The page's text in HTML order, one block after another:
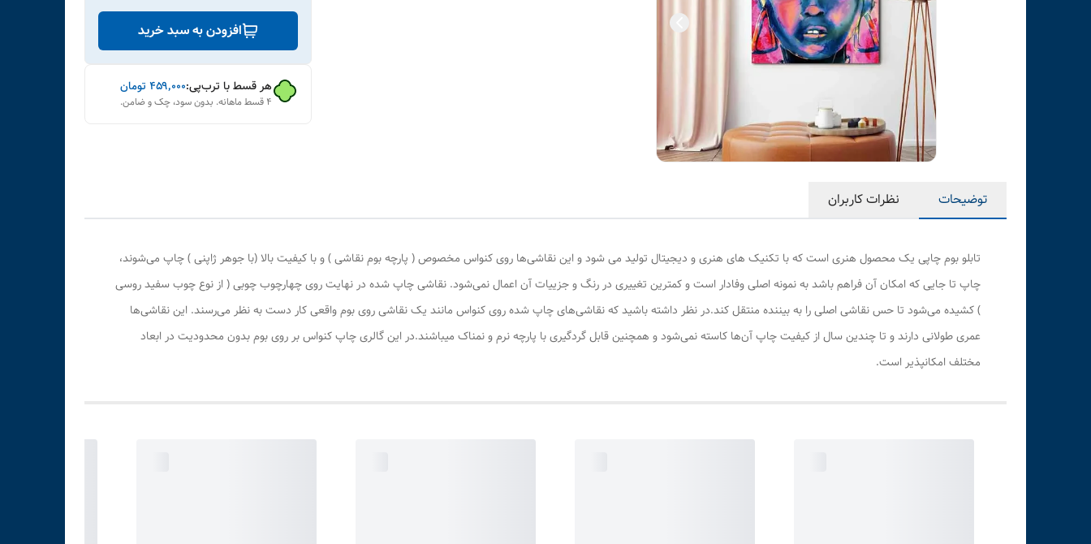
افزودن به سبد خرید
هر قسط با ترب‌پی:۴۵۹٬۰۰۰ تومان
۴ قسط ماهانه. بدون سود، چک و ضامن.
توضیحات نظرات کاربران
تابلو بوم چاپی یک محصول هنری است که با تکنیک های هنری و دیجیتال تولید می شود و این نقاشی‌ها روی کنواس مخصوص ( پارچه بوم نقاشی ) و با کیفیت بالا (با جوهر ژاپنی ) چاپ می‌شوند،
چاپ تا جایی که امکان آن فراهم باشد به نمونه اصلی وفادار است و کمترین تغییری در رنگ و جزییات آن اعمال نمی‌شود. نقاشی چاپ شده در نهایت روی چهارچوب چوبی ( از نوع چوب سفید روسی
) کشیده می‌شود تا حس نقاشی اصلی را به بیننده منتقل کند.در نظر داشته باشید که نقاشی‌های چاپ شده روی کنواس مانند یک نقاشی روی بوم واقعی کار دست به نظر می‌رسند. این نقاشی‌ها
عمری طولانی دارند و تا چندین سال از کیفیت چاپ آن‌ها کاسته نمی‌شود و همچنین قابل گردگیری با پارچه نرم و نمناک میباشند.در این گالری چاپ کنواس بر روی بوم بدون محدودیت در ابعاد
مختلف امکانپذیر است.